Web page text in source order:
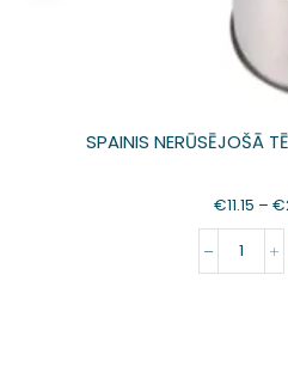
SPAINIS NERŪSĒJOŠĀ
€11.15 – €